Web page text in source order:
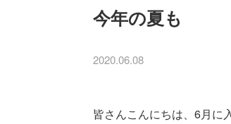
今年の夏も
2020.06.08
皆さんこんにちは、6月に